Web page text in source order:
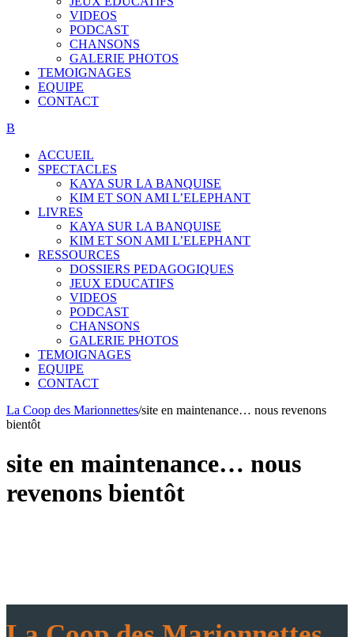
VIDEOS
PODCAST
CHANSONS
GALERIE PHOTOS
TEMOIGNAGES
EQUIPE
CONTACT
ACCUEIL
SPECTACLES
KAYA SUR LA BANQUISE
KIM ET SON AMI L’ELEPHANT
LIVRES
KAYA SUR LA BANQUISE
KIM ET SON AMI L’ELEPHANT
RESSOURCES
DOSSIERS PEDAGOGIQUES
JEUX EDUCATIFS
VIDEOS
PODCAST
CHANSONS
GALERIE PHOTOS
TEMOIGNAGES
EQUIPE
CONTACT
La Coop des Marionnettes/site en maintenance… nous revenons
bientôt
site en maintenance… nous
revenons bientôt